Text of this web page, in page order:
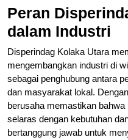
Peran
dalam Industri
Disperindag Kolaka Utara
mengembangkan industri di
sebagai penghubung antara
dan masyarakat lokal.
berusaha memastikan
selaras dengan kebutuhan
bertanggung jawab untuk